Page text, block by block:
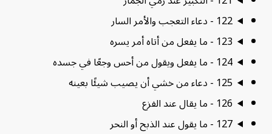
122 - دعاء التعجب والأمر السار
123 - ما يفعل من أتاه أمر يسره
124 - ما يفعل ويقول من أحس وجعًا في جسده
125 - دعاء من خشي أن يصيب شيئًا بعينه
126 - ما يقال عند الفزع
127 - ما يقول عند الذبح أو النحر